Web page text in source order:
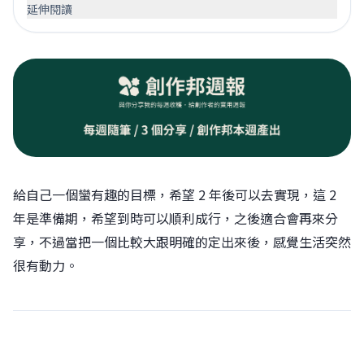
延伸閱讀
給自己一個蠻有趣的目標，希望 2 年後可以去實現，這 2
年是準備期，希望到時可以順利成行，之後適合會再來分
享，不過當把一個比較大跟明確的定出來後，感覺生活突然
很有動力。